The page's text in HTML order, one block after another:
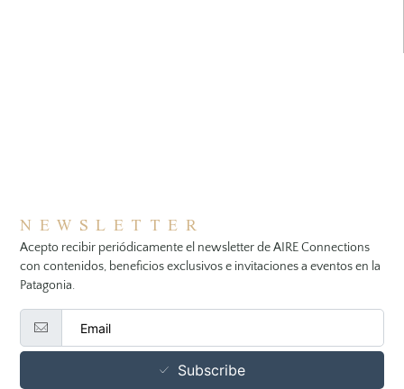
NEWSLETTER
Acepto recibir periódicamente el newsletter de AIRE Connections
con contenidos, beneficios exclusivos e invitaciones a eventos en la
Patagonia.
Subscribe